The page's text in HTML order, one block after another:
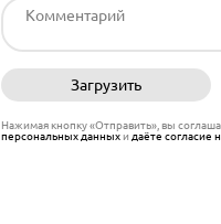
Загрузить
Нажимая кнопку «Отправить», вы
персональных данныхи даёте согласие